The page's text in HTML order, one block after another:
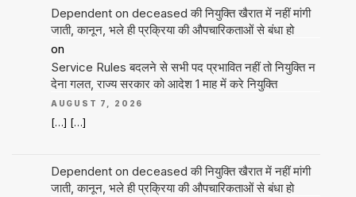
Dependent on deceased की नियुक्ति खैरात में नहीं मांगी
जाती, कानून, भले ही प्रक्रिया की औपचारिकताओं से बंधा हो
on
Service Rules बदलने से सभी पद प्रभावित नहीं तो नियुक्ति न
देना गलत, राज्य सरकार को आदेश 1 माह में करे नियुक्ति
AUGUST 7, 2026
[…] […]
Dependent on deceased की नियुक्ति खैरात में नहीं मांगी
जाती, कानून, भले ही प्रक्रिया की औपचारिकताओं से बंधा हो